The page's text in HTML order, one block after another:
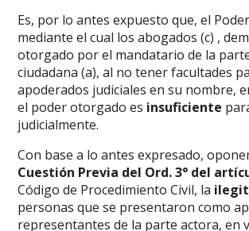
Es, por lo antes expuesto que, el
mediante el cual los abogados (c) ,
otorgado por el mandatario de la
ciudadana (a), al no tener facultades
apoderados judiciales en su nombre,
el poder otorgado es insuficiente
judicialmente.
Con base a lo antes expresado,
Cuestión Previa del Ord. 3° del
Código de Procedimiento Civil, la
personas que se presentaron como
representantes de la parte actora, en